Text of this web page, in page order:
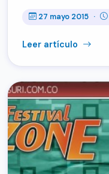
27 mayo 2015 ·
Leer artículo